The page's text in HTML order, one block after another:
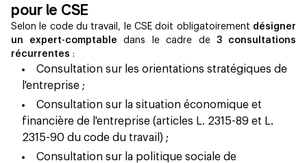
pour le CSE
Selon le code du travail, le CSE doit obligatoirement désigner
un expert-comptable dans le cadre de3 consultations
récurrentes :
Consultation sur les orientations stratégiques de
l'entreprise ;
Consultation sur la situation économique et
financière de l'entreprise (articles L. 2315-89 et L.
2315-90 du code du travail) ;
Consultation sur la politique sociale de